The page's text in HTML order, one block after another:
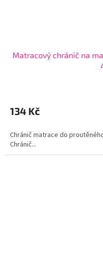
Matracový chránič na
134 Kč
Chránič matrace do
Chránič...